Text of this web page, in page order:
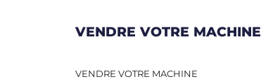
VENDRE VOTRE MACHINE
VENDRE VOTRE MACHINE